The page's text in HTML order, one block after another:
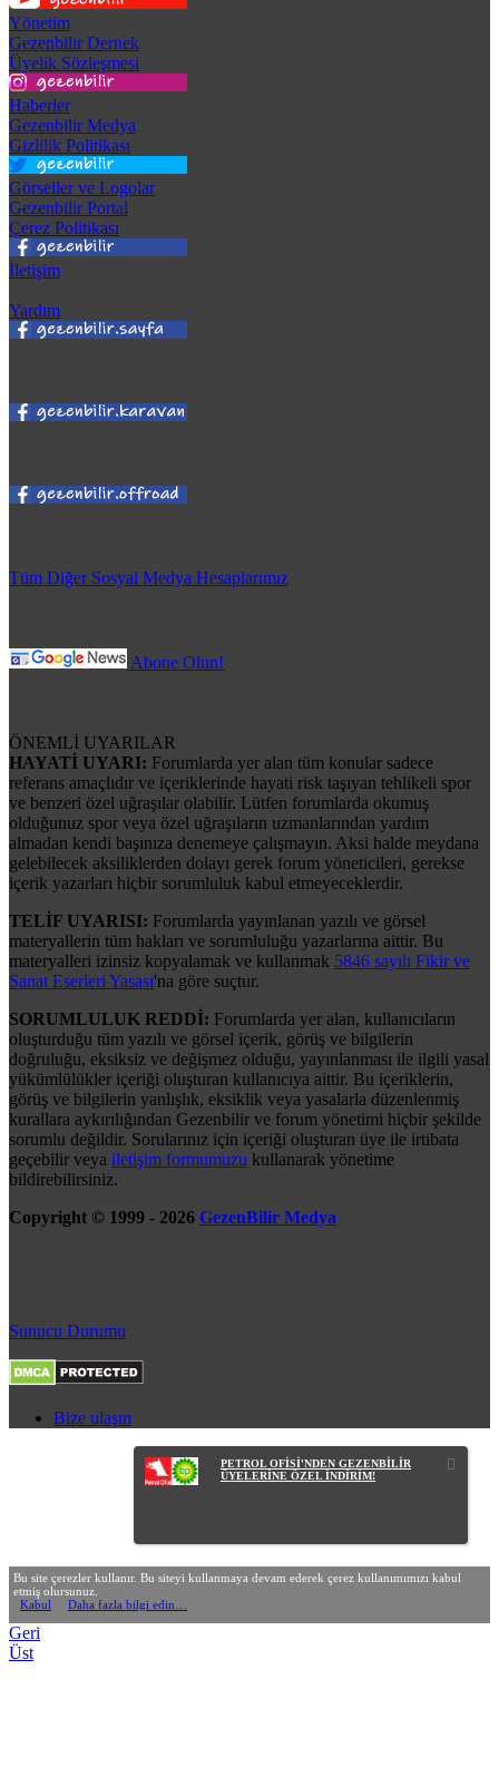
Yönetim
Gezenbilir Dernek
Üyelik Sözleşmesi
Haberler
Gezenbilir Medya
Gizlilik Politikası
Görseller ve Logolar
Gezenbilir Portal
Çerez Politikası
İletişim
Yardım
Tüm Diğer Sosyal Medya Hesaplarımız
Abone Olun!
ÖNEMLİ UYARILAR
HAYATİ UYARI: Forumlarda yer alan tüm konular sadece
referans amaçlıdır ve içeriklerinde hayati risk taşıyan tehlikeli spor
ve benzeri özel uğraşılar olabilir. Lütfen forumlarda okumuş
olduğunuz spor veya özel uğraşıların uzmanlarından yardım
almadan kendi başınıza denemeye çalışmayın. Aksi halde meydana
gelebilecek aksiliklerden dolayı gerek forum yöneticileri, gerekse
içerik yazarları hiçbir sorumluluk kabul etmeyeceklerdir.
TELİF UYARISI: Forumlarda yayınlanan yazılı ve görsel
materyallerin tüm hakları ve sorumluluğu yazarlarına aittir. Bu
materyalleri izinsiz kopyalamak ve kullanmak 5846 sayılı Fikir ve
Sanat Eserleri Yasası'na göre suçtur.
SORUMLULUK REDDİ: Forumlarda yer alan, kullanıcıların
oluşturduğu tüm yazılı ve görsel içerik, görüş ve bilgilerin
doğruluğu, eksiksiz ve değişmez olduğu, yayınlanması ile ilgili yasal
yükümlülükler içeriği oluşturan kullanıcıya aittir. Bu içeriklerin,
görüş ve bilgilerin yanlışlık, eksiklik veya yasalarla düzenlenmiş
kurallara aykırılığından Gezenbilir ve forum yönetimi hiçbir şekilde
sorumlu değildir. Sorularınız için içeriği oluşturan üye ile irtibata
geçebilir veya iletişim formumuzu kullanarak yönetime
bildirebilirsiniz.
Copyright © 1999 - 2026 GezenBilir Medya
Sunucu Durumu
Bize ulaşın
PETROL OFİSİ'NDEN GEZENBİLİR
ÜYELERİNE ÖZEL İNDİRİM!
Bu site çerezler kullanır. Bu siteyi kullanmaya devam ederek çerez kullanımımızı kabul
etmiş olursunuz.
Kabul
Daha fazla bilgi edin…
Geri
Üst